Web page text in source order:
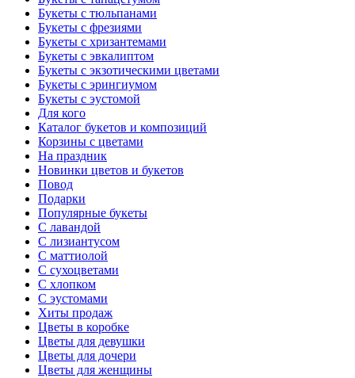
Букеты с тюльпанами
Букеты с фрезиями
Букеты с хризантемами
Букеты с эвкалиптом
Букеты с экзотическими цветами
Букеты с эрингиумом
Букеты с эустомой
Для кого
Каталог букетов и композиций
Корзины с цветами
На праздник
Новинки цветов и букетов
Повод
Подарки
Популярные букеты
С лавандой
С лизиантусом
С маттиолой
С сухоцветами
С хлопком
С эустомами
Хиты продаж
Цветы в коробке
Цветы для девушки
Цветы для дочери
Цветы для женщины